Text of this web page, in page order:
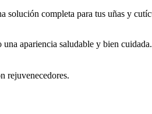
completa para tus uñas y
apariencia saludable y bien cuidada.
rejuvenecedores.